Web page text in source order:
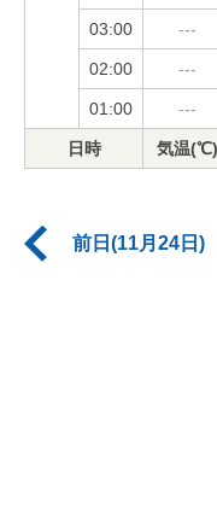
03:00 ---
02:00 ---
01:00 ---
日時 気温(℃)
前日(11月24日)